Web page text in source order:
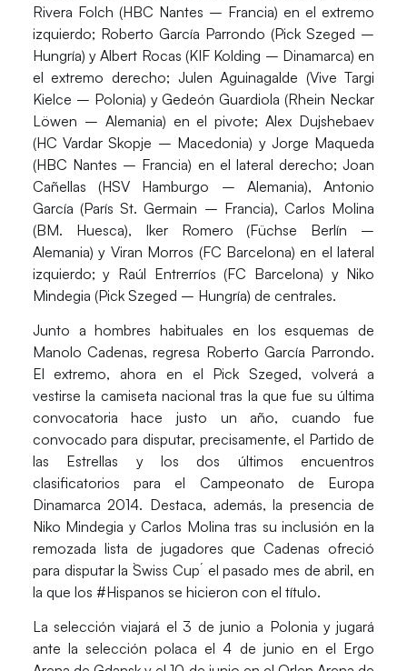
Rivera Folch (HBC Nantes – Francia) en el extremo
izquierdo; Roberto García Parrondo (Pick Szeged –
Hungría) yAlbert Rocas (KIF Kolding – Dinamarca) en
el extremo derecho; Julen Aguinagalde (Vive Targi
Kielce – Polonia) yGedeón Guardiola (Rhein Neckar
Löwen – Alemania) en el pivote;Alex Dujshebaev
(HC Vardar Skopje – Macedonia) y Jorge Maqueda
(HBC Nantes – Francia) en el lateral derecho; Joan
Cañellas (HSV Hamburgo – Alemania),Antonio
García (París St. Germain – Francia), Carlos Molina
(BM. Huesca), Iker Romero (Füchse Berlín –
Alemania) y Viran Morros (FC Barcelona) en el lateral
izquierdo; y Raúl Entrerríos (FC Barcelona) y Niko
Mindegia (Pick Szeged – Hungría) de centrales.
Junto a hombres habituales en los esquemas de
Manolo Cadenas, regresa Roberto García Parrondo.
El extremo, ahora en el Pick Szeged, volverá a
vestirse la camiseta nacional tras la que fue su última
convocatoria hace justo un año, cuando fue
convocado para disputar, precisamente, el Partido de
las Estrellas y los dos últimos encuentros
clasificatorios para el Campeonato de Europa
Dinamarca 2014. Destaca, además, la presencia de
Niko Mindegia y Carlos Molina tras su inclusión en la
remozada lista de jugadores que Cadenas ofreció
para disputar la `Swiss Cup´ el pasado mes de abril, en
la que los #Hispanos se hicieron con el título.
La selección viajará el 3 de junio a Polonia y jugará
ante la selección polaca el 4 de junio en el Ergo